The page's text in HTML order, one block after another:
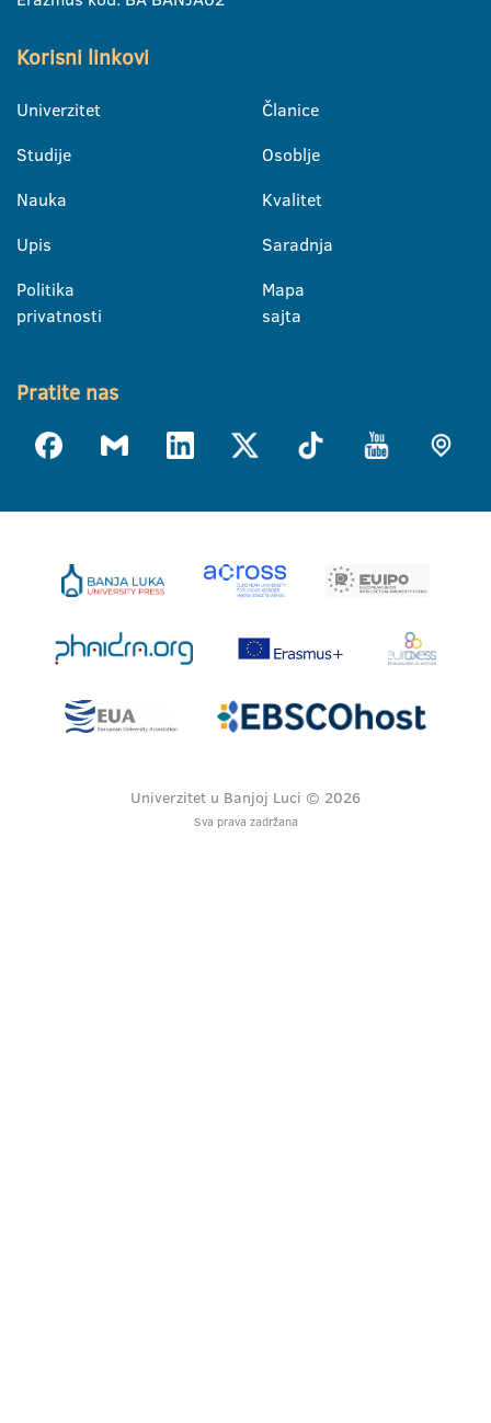
Korisni linkovi
Univerzitet
Studije
Nauka
Upis
Politika
privatnosti
Članice
Osoblje
Kvalitet
Saradnja
Mapa
sajta
Pratite nas
Univerzitet u Banjoj Luci © 2026
Sva prava zadržana